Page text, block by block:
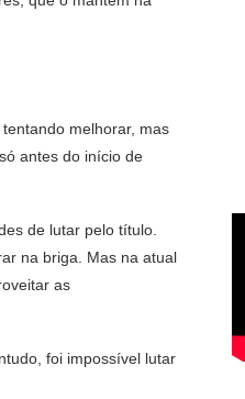
melhorar, mas
antes do início de
de lutar pelo título.
na briga. Mas na atual
as
foi impossível lutar